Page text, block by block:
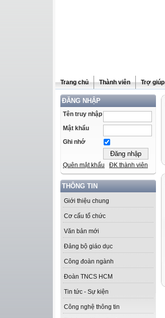
Trang chủ Thành viên Trợ giúp
ĐĂNG NHẬP
Tên truy nhập
Mật khẩu
Ghi nhớ
Quên mật khẩu ĐK thành viên
THÔNG TIN
Giới thiệu chung
Cơ cấu tổ chức
Văn bản mới
Đảng bộ giáo dục
Công đoàn ngành
Đoàn TNCS HCM
Tin tức - Sự kiện
Công nghệ thông tin